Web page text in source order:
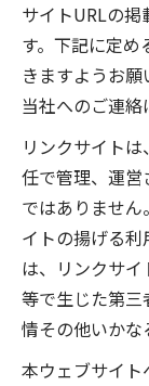
サイトURLの
す。下記に定
きますようお願
当社へのご連絡
リンクサイト
任で管理、運
ではありませ
イトの揚げる
は、リンクサ
等で生じた第
情その他いかな
本ウェブサイト